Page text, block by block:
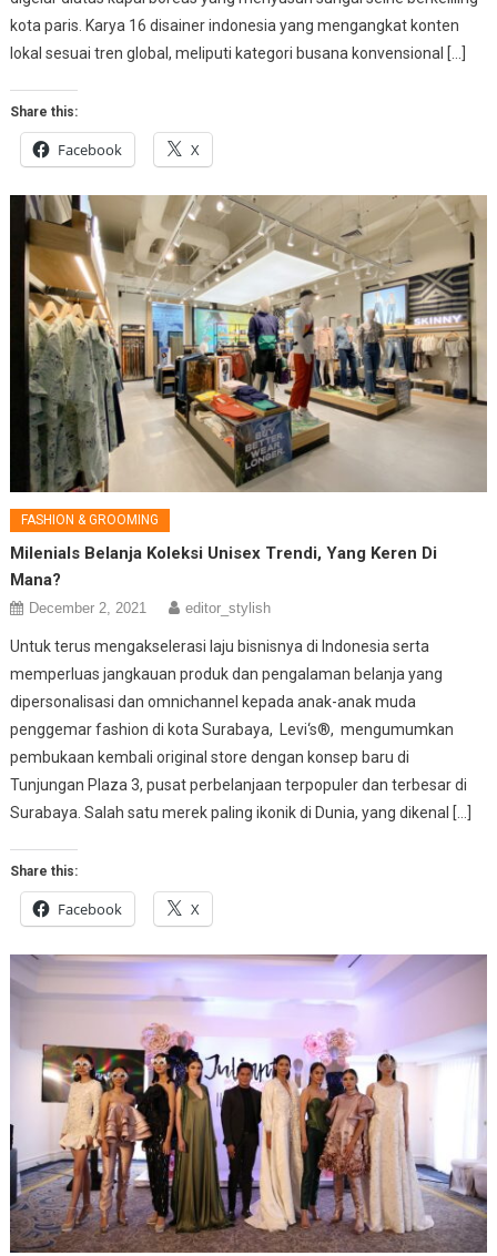
kota paris. Karya 16 disainer indonesia yang mengangkat konten
lokal sesuai tren global, meliputi kategori busana konvensional […]
Share this:
Facebook X
FASHION & GROOMING
Milenials Belanja Koleksi Unisex Trendi, Yang Keren Di
Mana?
December 2, 2021 editor_stylish
Untuk terus mengakselerasi laju bisnisnya di Indonesia serta
memperluas jangkauan produk dan pengalaman belanja yang
dipersonalisasi dan omnichannel kepada anak-anak muda
penggemar fashion di kota Surabaya, Levi‘s®, mengumumkan
pembukaan kembali original store dengan konsep baru di
Tunjungan Plaza 3, pusat perbelanjaan terpopuler dan terbesar di
Surabaya. Salah satu merek paling ikonik di Dunia, yang dikenal […]
Share this:
Facebook X